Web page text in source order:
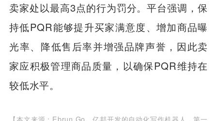
卖家处以最高3点的行为罚分。平台强调，保
持低PQR能够提升买家满意度、增加商品曝
光率、降低售后率并增强品牌声誉，因此卖
家应积极管理商品质量，以确保PQR维持在
较低水平。
【本文来源：Ebrun Go。亿邦开发的自动化写作机器人，第一